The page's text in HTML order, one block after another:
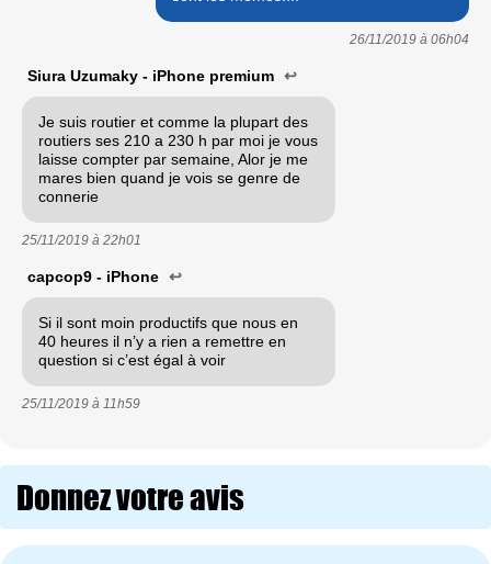
26/11/2019 à 06h04
Siura Uzumaky - iPhone premium ↩
Je suis routier et comme la plupart des
routiers ses 210 a 230 h par moi je vous
laisse compter par semaine, Alor je me
mares bien quand je vois se genre de
connerie
25/11/2019 à 22h01
capcop9 - iPhone ↩
Si il sont moin productifs que nous en
40 heures il n’y a rien a remettre en
question si c’est égal à voir
25/11/2019 à 11h59
Donnez votre avis